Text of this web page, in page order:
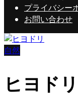
プライバシー
お問い合わせ
自然
ヒヨドリ